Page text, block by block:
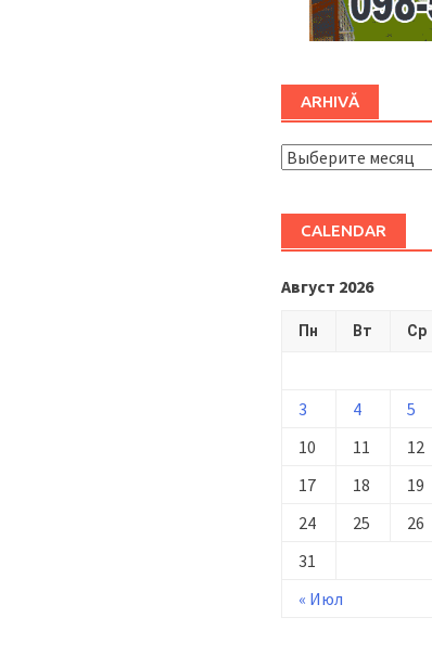
ARHIVĂ
ARHIVĂ
CALENDAR
Август 2026
Пн Вт Ср
« Июл
3
4 5
10
11 12
17
18 19
24
25 26
31